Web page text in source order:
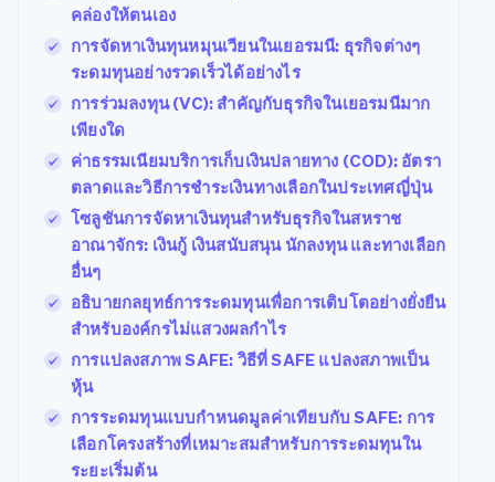
คล่องให้ตนเอง
การจัดหาเงินทุนหมุนเวียนในเยอรมนี: ธุรกิจต่างๆ
ระดมทุนอย่างรวดเร็วได้อย่างไร
การร่วมลงทุน (VC): สำคัญกับธุรกิจในเยอรมนีมาก
เพียงใด
ค่าธรรมเนียมบริการเก็บเงินปลายทาง (COD): อัตรา
ตลาดและวิธีการชำระเงินทางเลือกในประเทศญี่ปุ่น
โซลูชันการจัดหาเงินทุนสำหรับธุรกิจในสหราช
อาณาจักร: เงินกู้ เงินสนับสนุน นักลงทุน และทางเลือก
อื่นๆ
อธิบายกลยุทธ์การระดมทุนเพื่อการเติบโตอย่างยั่งยืน
สำหรับองค์กรไม่แสวงผลกำไร
การแปลงสภาพ SAFE: วิธีที่ SAFE แปลงสภาพเป็น
หุ้น
การระดมทุนแบบกำหนดมูลค่าเทียบกับ SAFE: การ
เลือกโครงสร้างที่เหมาะสมสำหรับการระดมทุนใน
ระยะเริ่มต้น